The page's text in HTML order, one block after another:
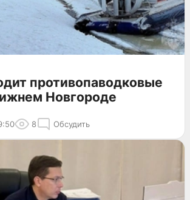
противопаводковые
Новгороде
8 Обсудить